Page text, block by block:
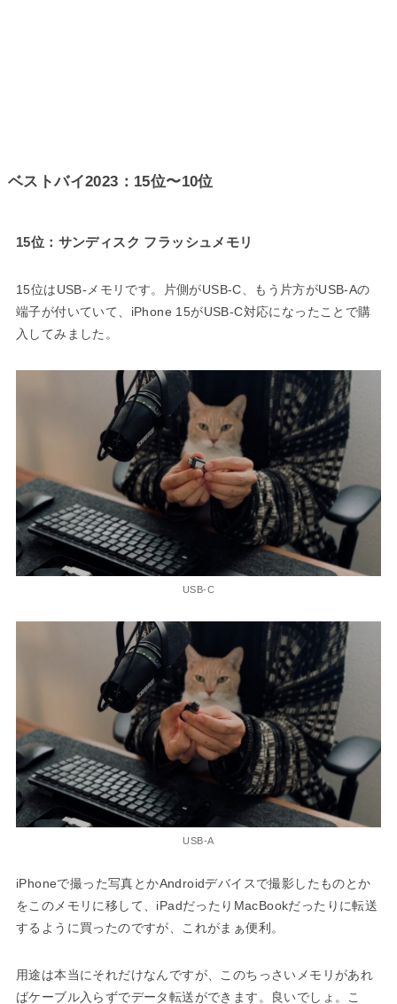
ベストバイ2023：15位〜10位
15位：サンディスク フラッシュメモリ
15位はUSB-メモリです。片側がUSB-C、もう片方がUSB-Aの
端子が付いていて、iPhone 15がUSB-C対応になったことで購
入してみました。
USB-C
USB-A
iPhoneで撮った写真とかAndroidデバイスで撮影したものとか
をこのメモリに移して、iPadだったりMacBookだったりに転送
するように買ったのですが、これがまぁ便利。
用途は本当にそれだけなんですが、このちっさいメモリがあれ
ばケーブル入らずでデータ転送ができます。良いでしょ。こ